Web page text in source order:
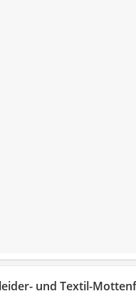
und Textil-